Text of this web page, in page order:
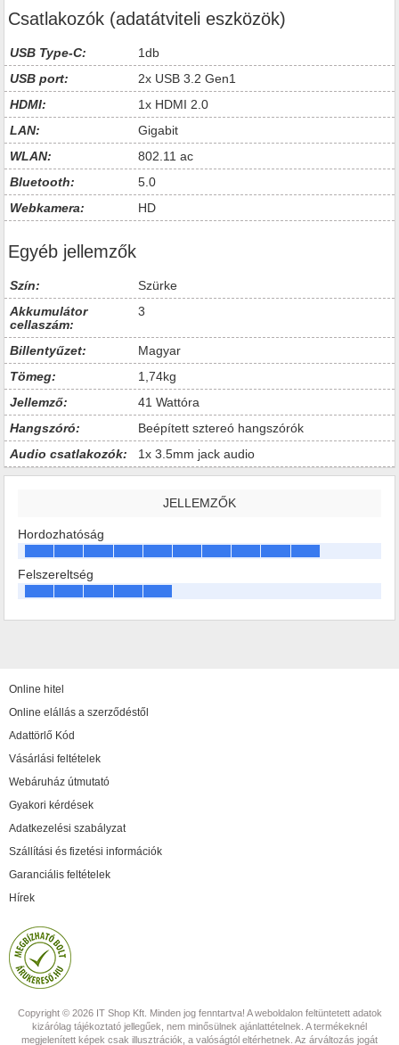
Csatlakozók (adatátviteli eszközök)
USB Type-C:
1db
USB port:
2x USB 3.2 Gen1
HDMI:
1x HDMI 2.0
LAN:
Gigabit
WLAN:
802.11 ac
Bluetooth:
5.0
Webkamera:
HD
Egyéb jellemzők
Szín:
Szürke
Akkumulátor
cellaszám:
3
Billentyűzet:
Magyar
Tömeg:
1,74kg
Jellemző:
41 Wattóra
Hangszóró:
Beépített sztereó hangszórók
Audio csatlakozók:
1x 3.5mm jack audio
JELLEMZŐK
Hordozhatóság
Felszereltség
Online hitel
Online elállás a szerződéstől
Adattörlő Kód
Vásárlási feltételek
Webáruház útmutató
Gyakori kérdések
Adatkezelési szabályzat
Szállítási és fizetési információk
Garanciális feltételek
Hírek
Copyright © 2026 IT Shop Kft. Minden jog fenntartva! A weboldalon feltüntetett adatok
kizárólag tájékoztató jellegűek, nem minősülnek ajánlattételnek. A termékeknél
megjelenített képek csak illusztrációk, a valóságtól eltérhetnek. Az árváltozás jogát